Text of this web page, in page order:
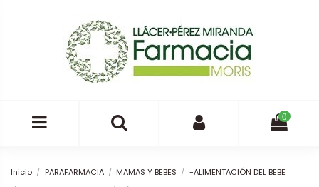
0
Inicio PARAFARMACIA MAMAS Y BEBES
-ALIMENTACIÓN DEL BEBE